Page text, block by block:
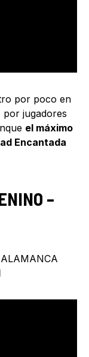
por poco en
jugadores
el máximo
Encantada
–